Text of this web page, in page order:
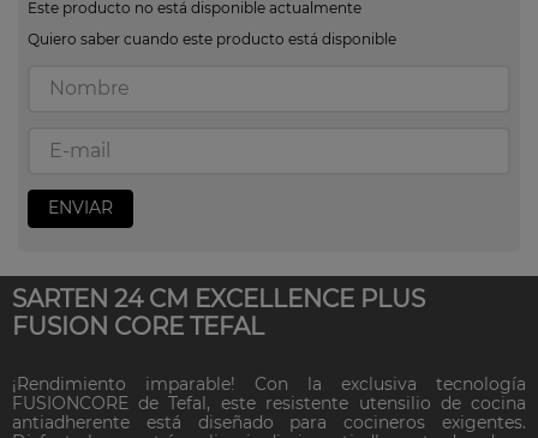
Este producto no está disponible actualmente
Quiero saber cuando este producto está disponible
ENVIAR
SARTEN 24 CM EXCELLENCE PLUS
FUSION CORE TEFAL
¡Rendimiento imparable! Con la exclusiva tecnología
FUSIONCORE de Tefal, este resistente utensilio de cocina
antiadherente está diseñado para cocineros exigentes.